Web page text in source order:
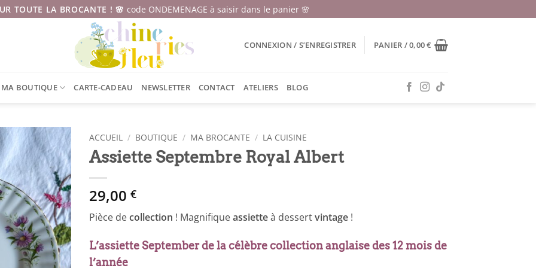
TOUTE LA BROCANTE ! 🌸 code ONDEMENAGE à saisir dans le panier 🌸
CONNEXION / S’ENREGISTRER PANIER /0,00€
MA BOUTIQUE CARTE-CADEAU NEWSLETTER CONTACT ATELIERS BLOG
ACCUEIL / BOUTIQUE / MA BROCANTE / LA CUISINE
Assiette Septembre Royal Albert
29,00 €
Pièce decollection ! Magnifiqueassietteà dessertvintage !
L’assiette September de la célèbre collection anglaise des 12 mois de
l’année